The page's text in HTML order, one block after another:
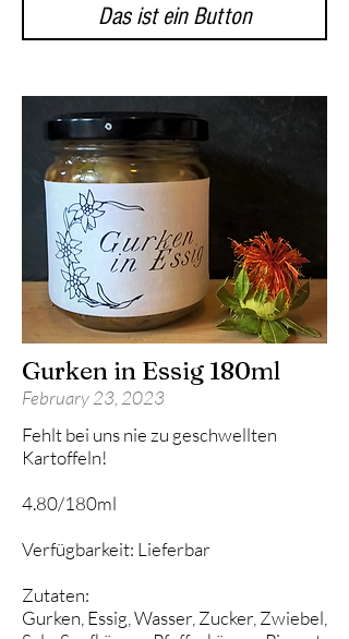
Das ist ein Button
Gurken in Essig 180ml
February 23, 2023
Fehlt bei uns nie zu geschwellten
Kartoffeln!
4.80/180ml
Verfügbarkeit: Lieferbar
Zutaten:
Gurken, Essig, Wasser, Zucker, Zwiebel,